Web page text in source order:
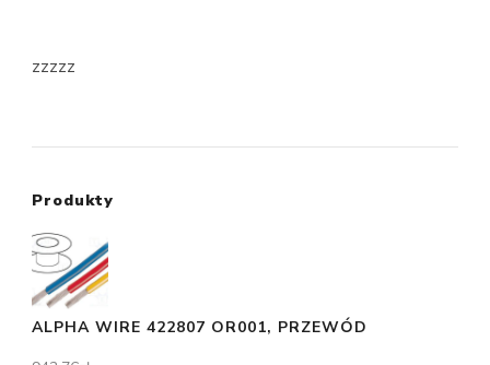
zzzzz
Produkty
ALPHA WIRE 422807 OR001, PRZEWÓD